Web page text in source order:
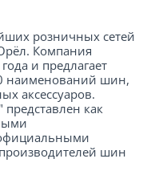
розничных сетей
Компания
и предлагает
наименований шин,
аксессуаров.
как
шин